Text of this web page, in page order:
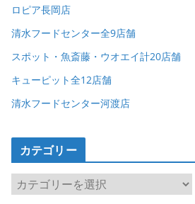
ロピア長岡店
清水フードセンター全9店舗
スポット・魚斎藤・ウオエイ計20店舗
キューピット全12店舗
清水フードセンター河渡店
カテゴリー
カ
テ